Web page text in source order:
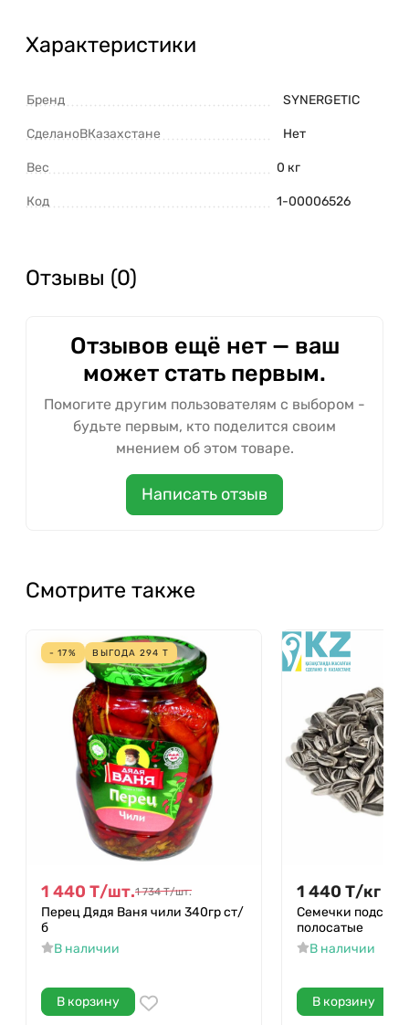
Характеристики
Бренд SYNERGETIC
СделаноВКазахстане Нет
Вес 0 кг
Код 1-00006526
Отзывы (0)
Отзывов ещё нет — ваш
может стать первым.
Помогите другим пользователям с выбором -
будьте первым, кто поделится своим
мнением об этом товаре.
Написать отзыв
Смотрите также
- 17% ВЫГОДА 294 Т
1 440 Т/шт.1 734 Т/шт.
Перец Дядя Ваня чили 340гр ст/
б
В наличии
В корзину
1 440 Т/кг
Семечки
полосатые
В наличии
В корзину